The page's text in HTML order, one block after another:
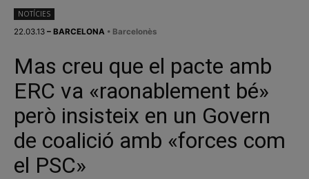
NOTÍCIES
22.03.13 – BARCELONA • Barcelonès
Mas creu que el pacte amb
ERC va «raonablement bé»
però insisteix en un Govern
de coalició amb «forces com
el PSC»